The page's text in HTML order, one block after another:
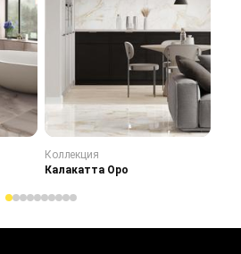
Коллекция
Калакатта Оро